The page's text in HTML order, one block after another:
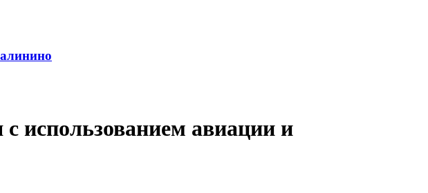
использованием авиации и